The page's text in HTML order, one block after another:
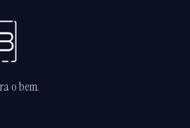
o bem.